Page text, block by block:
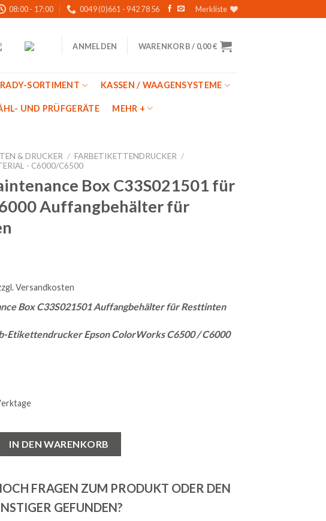
08:00 - 17:00 0049 (0)661 - 942 78 56 Merkliste
ANMELDEN WARENKORB / 0,00€
SORTIMENT KASSEN / WAAGENSYSTEME
UND PRÜFGERÄTE MEHR +
& DRUCKER / FARBETIKETTENDRUCKER /
- C6000/C6500
Box C33S021501 für
Auffangbehälter für
Versandkosten
Box C33S021501 Auffangbehälter für Resttinten
Etikettendrucker Epson ColorWorks C6500 / C6000
IN DEN WARENKORB
FRAGEN ZUM PRODUKT ODER DEN
GEFUNDEN?